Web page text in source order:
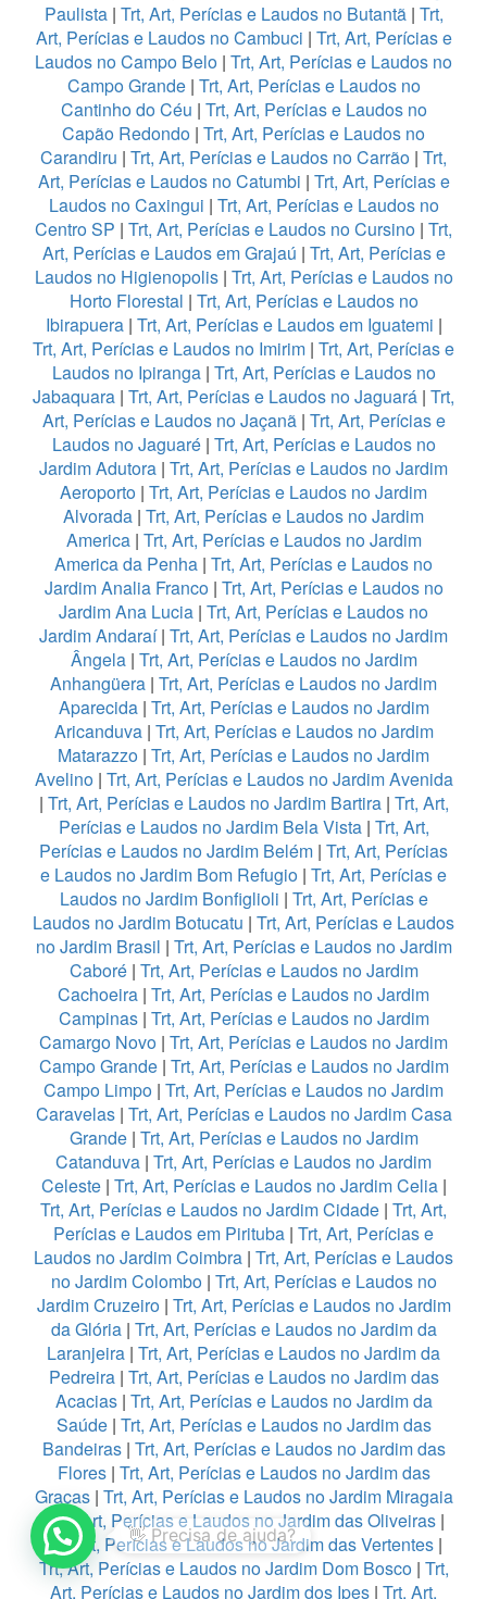
Paulista| Trt, Art, Perícias e Laudos no Butantã| Trt,
Art, Perícias e Laudos no Cambuci | Trt, Art, Perícias e
Laudos no Campo Belo | Trt, Art, Perícias e Laudos no
Campo Grande| Trt, Art, Perícias e Laudos no
Cantinho do Céu | Trt, Art, Perícias e Laudos no
Capão Redondo | Trt, Art, Perícias e Laudos no
Carandiru | Trt, Art, Perícias e Laudos no Carrão | Trt,
Art, Perícias e Laudos no Catumbi | Trt, Art, Perícias e
Laudos no Caxingui | Trt, Art, Perícias e Laudos no
Centro SP | Trt, Art, Perícias e Laudos no Cursino | Trt,
Art, Perícias e Laudos em Grajaú | Trt, Art, Perícias e
Laudos no Higienopolis| Trt, Art, Perícias e Laudos no
Horto Florestal | Trt, Art, Perícias e Laudos no
Ibirapuera| Trt, Art, Perícias e Laudos em Iguatemi |
Trt, Art, Perícias e Laudos no Imirim | Trt, Art, Perícias e
Laudos no Ipiranga| Trt, Art, Perícias e Laudos no
Jabaquara | Trt, Art, Perícias e Laudos no Jaguará | Trt,
Art, Perícias e Laudos no Jaçanã| Trt, Art, Perícias e
Laudos no Jaguaré| Trt, Art, Perícias e Laudos no
Jardim Adutora | Trt, Art, Perícias e Laudos no Jardim
Aeroporto | Trt, Art, Perícias e Laudos no Jardim
Alvorada | Trt, Art, Perícias e Laudos no Jardim
America| Trt, Art, Perícias e Laudos no Jardim
America da Penha | Trt, Art, Perícias e Laudos no
Jardim Analia Franco| Trt, Art, Perícias e Laudos no
Jardim Ana Lucia | Trt, Art, Perícias e Laudos no
Jardim Andaraí| Trt, Art, Perícias e Laudos no Jardim
Ângela| Trt, Art, Perícias e Laudos no Jardim
Anhangüera | Trt, Art, Perícias e Laudos no Jardim
Aparecida| Trt, Art, Perícias e Laudos no Jardim
Aricanduva| Trt, Art, Perícias e Laudos no Jardim
Matarazzo | Trt, Art, Perícias e Laudos no Jardim
Avelino| Trt, Art, Perícias e Laudos no Jardim Avenida
| Trt, Art, Perícias e Laudos no Jardim Bartira| Trt, Art,
Perícias e Laudos no Jardim Bela Vista| Trt, Art,
Perícias e Laudos no Jardim Belém | Trt, Art, Perícias
e Laudos no Jardim Bom Refugio | Trt, Art, Perícias e
Laudos no Jardim Bonfiglioli | Trt, Art, Perícias e
Laudos no Jardim Botucatu | Trt, Art, Perícias e Laudos
no Jardim Brasil | Trt, Art, Perícias e Laudos no Jardim
Caboré| Trt, Art, Perícias e Laudos no Jardim
Cachoeira | Trt, Art, Perícias e Laudos no Jardim
Campinas| Trt, Art, Perícias e Laudos no Jardim
Camargo Novo | Trt, Art, Perícias e Laudos no Jardim
Campo Grande| Trt, Art, Perícias e Laudos no Jardim
Campo Limpo | Trt, Art, Perícias e Laudos no Jardim
Caravelas| Trt, Art, Perícias e Laudos no Jardim Casa
Grande| Trt, Art, Perícias e Laudos no Jardim
Catanduva | Trt, Art, Perícias e Laudos no Jardim
Celeste| Trt, Art, Perícias e Laudos no Jardim Celia|
Trt, Art, Perícias e Laudos no Jardim Cidade | Trt, Art,
Perícias e Laudos em Pirituba | Trt, Art, Perícias e
Laudos no Jardim Coimbra | Trt, Art, Perícias e Laudos
no Jardim Colombo| Trt, Art, Perícias e Laudos no
Jardim Cruzeiro| Trt, Art, Perícias e Laudos no Jardim
da Glória| Trt, Art, Perícias e Laudos no Jardim da
Laranjeira | Trt, Art, Perícias e Laudos no Jardim da
Pedreira| Trt, Art, Perícias e Laudos no Jardim das
Acacias| Trt, Art, Perícias e Laudos no Jardim da
Saúde| Trt, Art, Perícias e Laudos no Jardim das
Bandeiras| Trt, Art, Perícias e Laudos no Jardim das
Flores| Trt, Art, Perícias e Laudos no Jardim das
Graças| Trt, Art, Perícias e Laudos no Jardim Miragaia
|Trt, Art, Perícias e Laudos no Jardim das Oliveiras|
Trt, Art, Perícias e Laudos no Jardim das Vertentes|
Trt, Art, Perícias e Laudos no Jardim Dom Bosco| Trt,
Art, Perícias e Laudos no Jardim dos Ipes | Trt, Art,
1